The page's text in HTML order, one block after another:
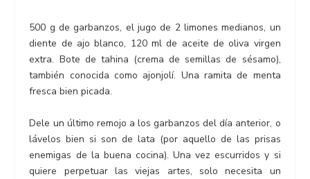
500 g de garbanzos, el jugo de 2 limones medianos, un
diente de ajo blanco, 120 ml de aceite de oliva virgen
extra. Bote de tahina (crema de semillas de sésamo),
también conocida como ajonjolí. Una ramita de menta
fresca bien picada.
Dele un último remojo a los garbanzos del día anterior, o
lávelos bien si son de lata (por aquello de las prisas
enemigas de la buena cocina). Una vez escurridos y si
quiere perpetuar las viejas artes, solo necesita un